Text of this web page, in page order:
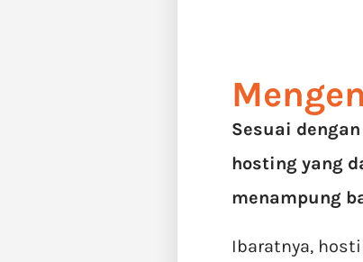
Sesuai
hosting yang
menampung
Ibaratnya,